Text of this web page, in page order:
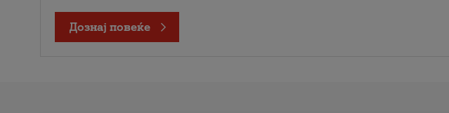
Дознај повеќе